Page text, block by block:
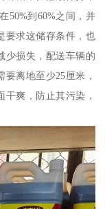
50%到60%之间，并
要求这储存条件，也
少损失，配送车辆的
离地至少25厘米，
爽，防止其污染，